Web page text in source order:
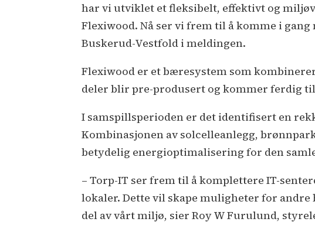
har vi utviklet et fleksibelt, effektivt og
Flexiwood. Nå ser vi frem til å komme i
Buskerud-Vestfold i meldingen.
Flexiwood er et bæresystem som
deler blir pre-produsert og kommer ferdig
I samspillsperioden er det identifisert en
Kombinasjonen av solcelleanlegg,
betydelig energioptimalisering for den
– Torp-IT ser frem til å komplettere IT-
lokaler. Dette vil skape muligheter for
del av vårt miljø, sier Roy W Furulund,